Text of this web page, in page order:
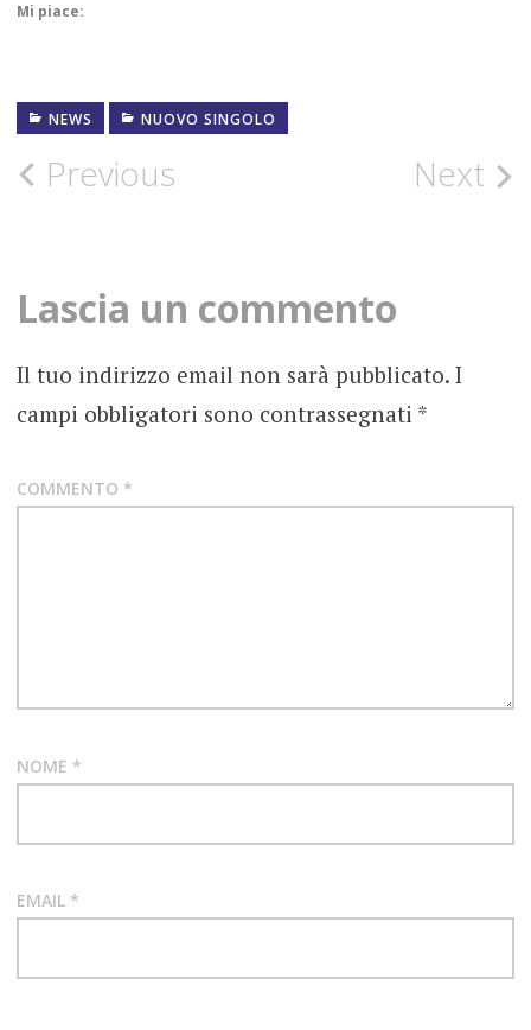
Mi piace:
NEWS
NUOVO SINGOLO
FOTOGRAFIE
Post
Previous Next
Lascia un commento
Il tuo indirizzo email non sarà pubblicato. I
campi obbligatori sono contrassegnati *
COMMENTO *
NOME *
EMAIL *